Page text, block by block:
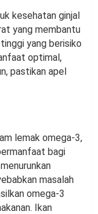
kesehatan ginjal
yang membantu
yang berisiko
optimal,
pastikan apel
lemak omega-3,
bagi
masalah
omega-3
Ikan